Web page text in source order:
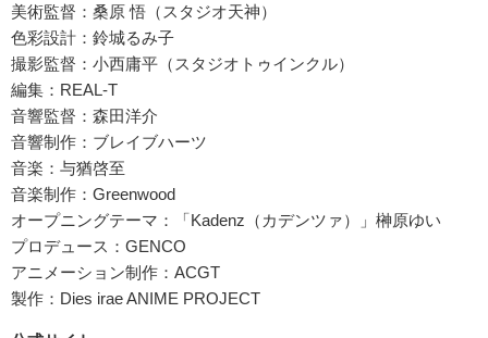
美術監督：桑原 悟（スタジオ天神）
色彩設計：鈴城るみ子
撮影監督：小西庸平（スタジオトゥインクル）
編集：REAL-T
音響監督：森田洋介
音響制作：ブレイブハーツ
音楽：与猶啓至
音楽制作：Greenwood
オープニングテーマ：「Kadenz（カデンツァ）」榊原ゆい
プロデュース：GENCO
アニメーション制作：ACGT
製作：Dies irae ANIME PROJECT